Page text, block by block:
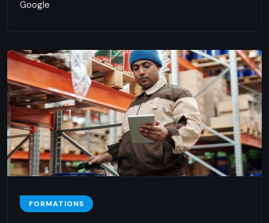
Google
FORMATIONS